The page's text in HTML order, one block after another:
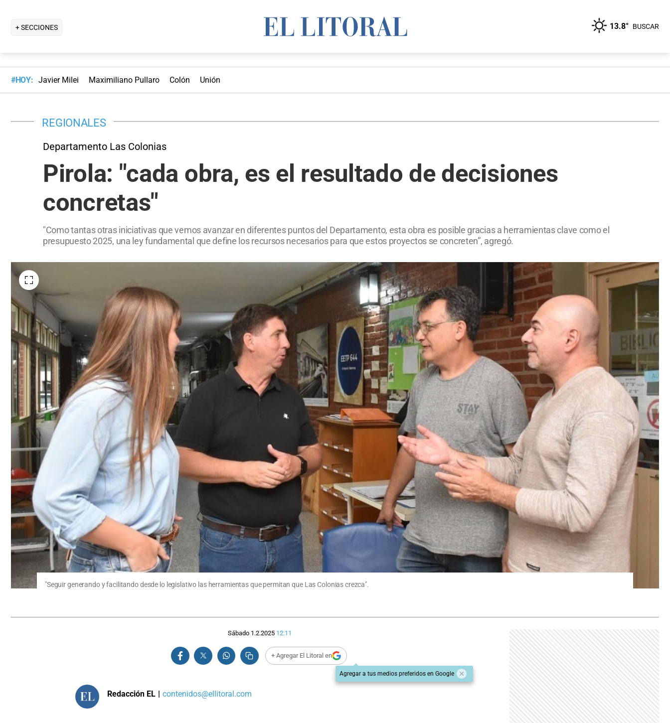
+ SECCIONES 13.8° BUSCAR
#HOY: Javier Milei Maximiliano Pullaro Colón Unión
REGIONALES
Departamento Las Colonias
Pirola: "cada obra, es el resultado de decisiones
concretas"
"Como tantas otras iniciativas que vemos avanzar en diferentes puntos del Departamento, esta obra es posible gracias a herramientas clave como el
presupuesto 2025, una ley fundamental que define los recursos necesarios para que estos proyectos se concreten”, agregó.
"Seguir generando y facilitando desde lo legislativo las herramientas que permitan que Las Colonias crezca".
Sábado 1.2.2025 12:11
+ Agregar El Litoral en
Agregar a tus medios preferidos en Google
Redacción EL | contenidos@ellitoral.com